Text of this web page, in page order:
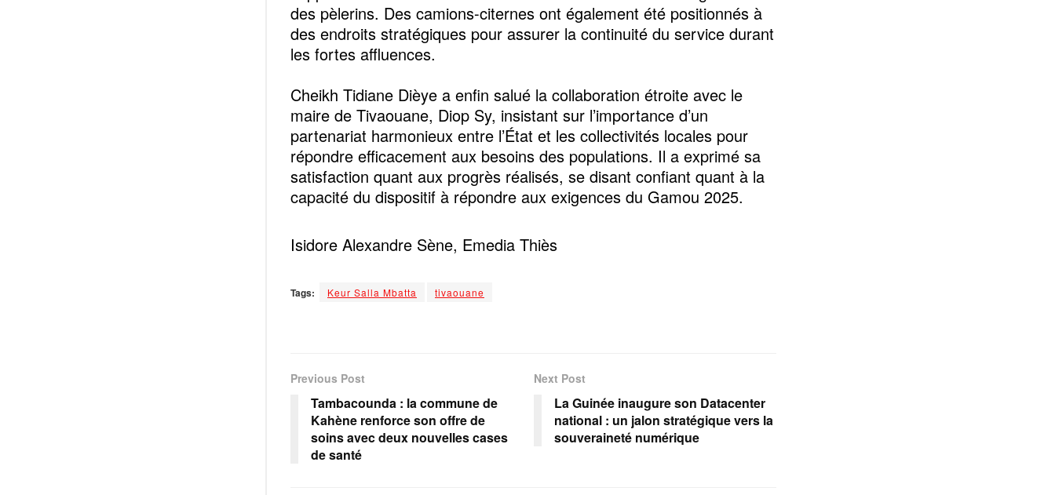
des pèlerins. Des camions-citernes ont également été positionnés à
des endroits stratégiques pour assurer la continuité du service durant
les fortes affluences.
Cheikh Tidiane Dièye a enfin salué la collaboration étroite avec le
maire de Tivaouane, Diop Sy, insistant sur l’importance d’un
partenariat harmonieux entre l’État et les collectivités locales pour
répondre efficacement aux besoins des populations. Il a exprimé sa
satisfaction quant aux progrès réalisés, se disant confiant quant à la
capacité du dispositif à répondre aux exigences du Gamou 2025.
Isidore Alexandre Sène, Emedia Thiès
Tags: Keur Salla Mbatta tivaouane
Previous Post
Tambacounda : la commune de
Kahène renforce son offre de
soins avec deux nouvelles cases
de santé
Next Post
La Guinée inaugure son Datacenter
national : un jalon stratégique vers la
souveraineté numérique